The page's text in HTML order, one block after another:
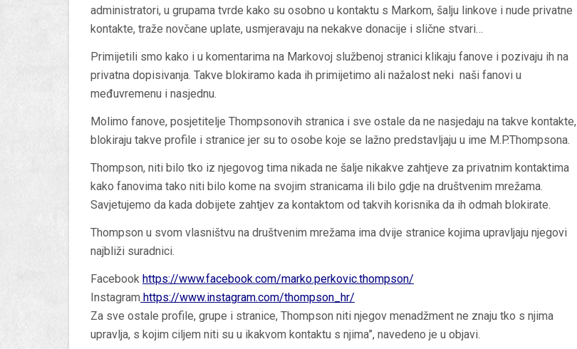
administratori, u grupama tvrde kako su osobno u kontaktu s Markom, šalju linkove i nude privatne
kontakte, traže novčane uplate, usmjeravaju na nekakve donacije i slične stvari…
Primijetili smo kako i u komentarima na Markovoj službenoj stranici klikaju fanove i pozivaju ih na
privatna dopisivanja. Takve blokiramo kada ih primijetimo ali nažalost neki naši fanovi u
međuvremenu i nasjednu.
Molimo fanove, posjetitelje Thompsonovih stranica i sve ostale da ne nasjedaju na takve kontakte,
blokiraju takve profile i stranice jer su to osobe koje se lažno predstavljaju u ime M.P.Thompsona.
Thompson, niti bilo tko iz njegovog tima nikada ne šalje nikakve zahtjeve za privatnim kontaktima
kako fanovima tako niti bilo kome na svojim stranicama ili bilo gdje na društvenim mrežama.
Savjetujemo da kada dobijete zahtjev za kontaktom od takvih korisnika da ih odmah blokirate.
Thompson u svom vlasništvu na društvenim mrežama ima dvije stranice kojima upravljaju njegovi
najbliži suradnici.
Facebook https://www.facebook.com/marko.perkovic.thompson/
Instagram https://www.instagram.com/thompson_hr/
Za sve ostale profile, grupe i stranice, Thompson niti njegov menadžment ne znaju tko s njima
upravlja, s kojim ciljem niti su u ikakvom kontaktu s njima”, navedeno je u objavi.